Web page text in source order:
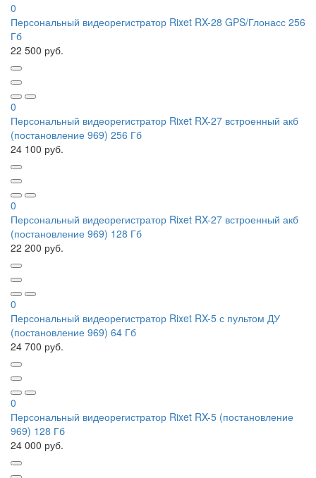
0
Персональный видеорегистратор Rixet RX-28 GPS/Глонасс 256
Гб
22 500 руб.
0
Персональный видеорегистратор Rixet RX-27 встроенный акб
(постановление 969) 256 Гб
24 100 руб.
0
Персональный видеорегистратор Rixet RX-27 встроенный акб
(постановление 969) 128 Гб
22 200 руб.
0
Персональный видеорегистратор Rixet RX-5 с пультом ДУ
(постановление 969) 64 Гб
24 700 руб.
0
Персональный видеорегистратор Rixet RX-5 (постановление
969) 128 Гб
24 000 руб.